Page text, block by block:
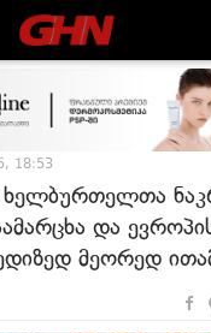
18:53
და
მეორედ